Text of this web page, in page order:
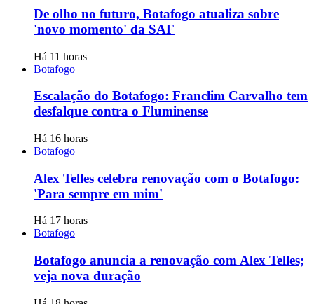
De olho no futuro, Botafogo atualiza sobre
'novo momento' da SAF
Há 11 horas
Botafogo
Escalação do Botafogo: Franclim Carvalho tem
desfalque contra o Fluminense
Há 16 horas
Botafogo
Alex Telles celebra renovação com o Botafogo:
'Para sempre em mim'
Há 17 horas
Botafogo
Botafogo anuncia a renovação com Alex Telles;
veja nova duração